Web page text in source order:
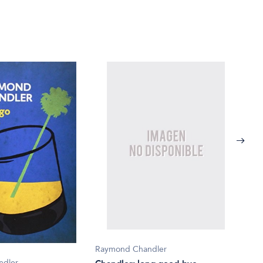
Raymond Chandler